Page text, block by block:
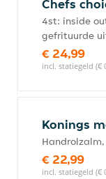
Chefs
4st: inside
gefrituurde
€ 24,99
incl. statiegeld (€
Konings
€ 22,99
incl. statiegeld (€